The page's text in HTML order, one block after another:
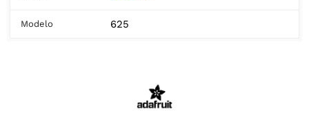
Modelo 625